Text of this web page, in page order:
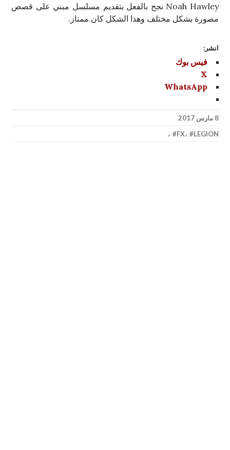
Noah Hawley نجح بالفعل بتقديم مسلسل مبني على قصص
مصورة بشكل مختلف وهذا الشكل كان ممتاز.
انشر:
فيس بوك
X
WhatsApp
8 مارس 2017
،
FX، LEGION